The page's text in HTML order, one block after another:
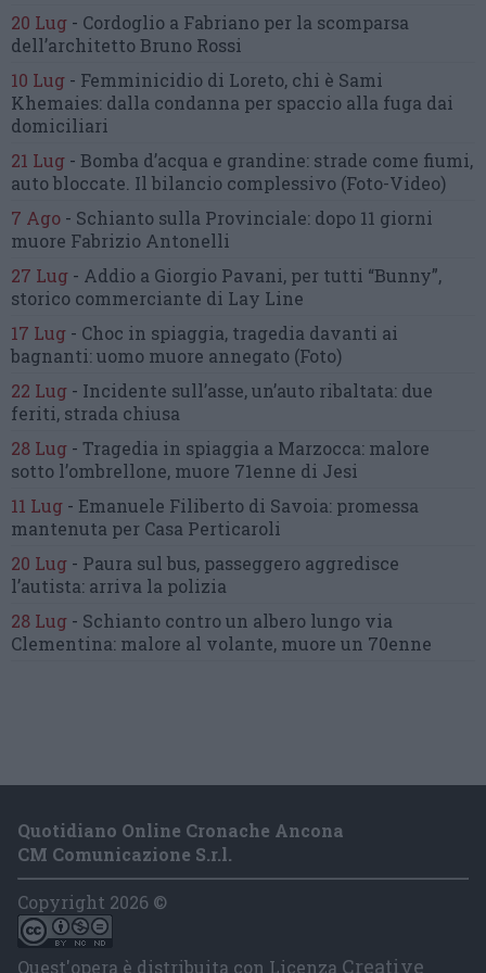
20 Lug - Cordoglio a Fabriano per la scomparsa
dell’architetto Bruno Rossi
10 Lug - Femminicidio di Loreto, chi è Sami
Khemaies: dalla condanna per spaccio alla fuga dai
domiciliari
21 Lug - Bomba d’acqua e grandine: strade come fiumi,
auto bloccate. Il bilancio complessivo (Foto-Video)
7 Ago - Schianto sulla Provinciale: dopo 11 giorni
muore Fabrizio Antonelli
27 Lug - Addio a Giorgio Pavani, per tutti “Bunny”,
storico commerciante di Lay Line
17 Lug - Choc in spiaggia, tragedia davanti ai
bagnanti:uomo muore annegato (Foto)
22 Lug - Incidente sull’asse, un’auto ribaltata: due
feriti, strada chiusa
28 Lug - Tragedia in spiaggia a Marzocca: malore
sotto l’ombrellone, muore 71enne di Jesi
11 Lug - Emanuele Filiberto di Savoia: promessa
mantenuta per Casa Perticaroli
20 Lug - Paura sul bus, passeggero aggredisce
l’autista: arriva la polizia
28 Lug - Schianto contro un albero lungo via
Clementina: malore al volante, muore un 70enne
Quotidiano Online Cronache Ancona
CM Comunicazione S.r.l.
Copyright 2026 ©
Quest'opera è distribuita con Licenza Creative